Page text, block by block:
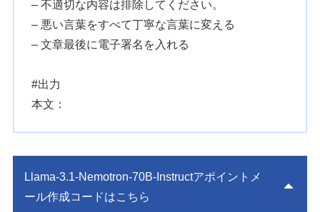
– 不適切な内容は排除してください。
– 悪い言葉をすべて丁寧な言葉に変える
– 文章最後に電子署名を入れる
#出力
本文：
Llama-3.1-Nemotron-70B-Instructアポイントメ
ール作成コードはこちら